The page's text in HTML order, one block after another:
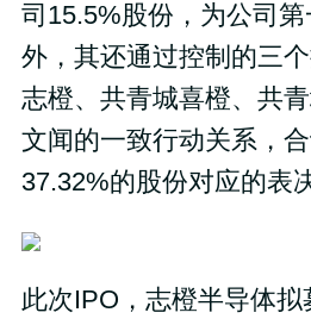
司15.5%股份，为公司
外，其还通过控制的三
志橙、共青城喜橙、共
文闻的一致行动关系，
37.32%的股份对应的表
此次IPO，志橙半导体拟